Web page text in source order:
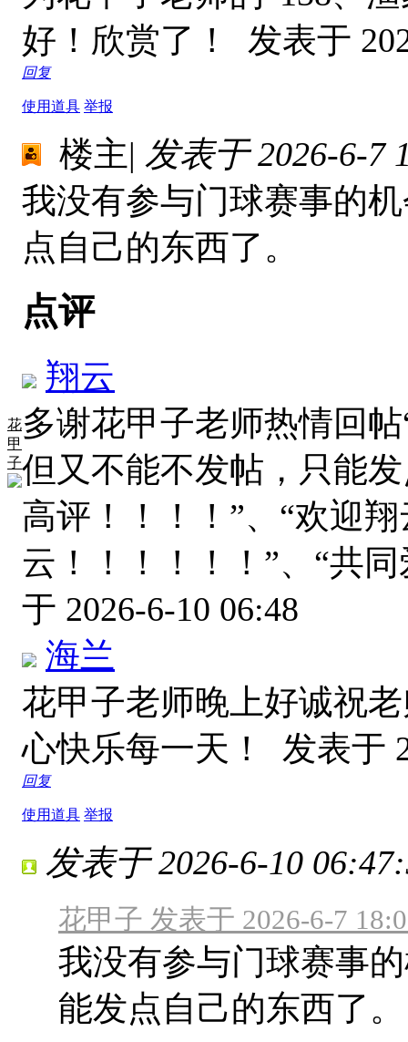
好！欣赏了！ 发表于
回复
使用道具 举报
花
甲
子
楼主| 发表于 2026-6-7
我没有参与门球赛事的
点自己的东西了。
点评
翔云
多谢花甲子老师热情回
但又不能不发帖，只能
高评！！！！”、“欢迎
云！！！！！！”、“共
于 2026-6-10 06:48
海兰
花甲子老师晚上好诚祝
心快乐每一天！ 发表于
回复
使用道具 举报
发表于 2026-6-10
花甲子 发表于 2026-6-7
我没有参与门球赛事
能发点自己的东西了。